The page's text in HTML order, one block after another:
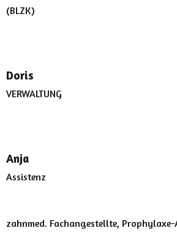
(BLZK)
Doris
VERWALTUNG
Anja
Assistenz
zahnmed. Fachangestellte,